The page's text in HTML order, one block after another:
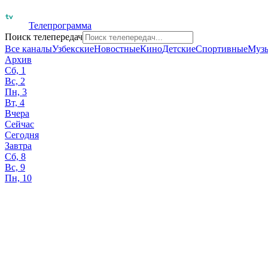
Телепрограмма
Поиск телепередач
Все каналыУзбекскиеНовостныеКиноДетскиеСпортивные
Архив
Сб, 1
Вс, 2
Пн, 3
Вт, 4
Вчера
Сейчас
Сегодня
Завтра
Сб, 8
Вс, 9
Пн, 10